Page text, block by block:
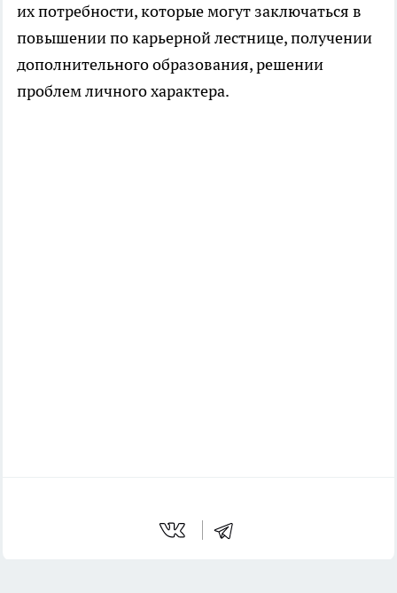
их потребности, которые могут заключаться в
повышении по карьерной лестнице, получении
дополнительного образования, решении
проблем личного характера.